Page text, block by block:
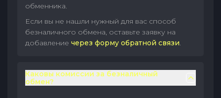
обменника.
Если вы не нашли нужный для вас способ
безналичного обмена, оставьте заявку на
добавление через форму обратной связи.
Каковы комиссии за безналичный
обмен?